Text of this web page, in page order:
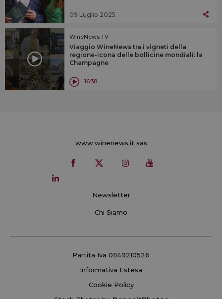
09 Luglio 2025
WineNews TV
Viaggio WineNews tra i vigneti della
regione-icona delle bollicine mondiali: la
Champagne
16:38
www.winenews.it sas
Newsletter
Chi Siamo
Partita Iva 01149210526
Informativa Estesa
Cookie Policy